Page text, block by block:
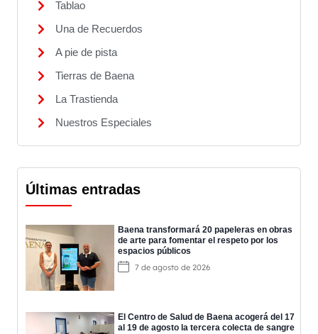
Tablao
Una de Recuerdos
A pie de pista
Tierras de Baena
La Trastienda
Nuestros Especiales
Últimas entradas
Baena transformará 20 papeleras en obras
de arte para fomentar el respeto por los
espacios públicos
7 de agosto de 2026
El Centro de Salud de Baena acogerá del 17
al 19 de agosto la tercera colecta de sangre